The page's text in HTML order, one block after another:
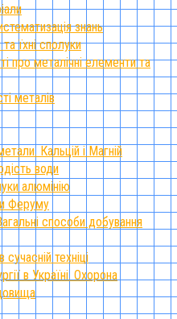
знань
їхні сполуки
про металічні елементи та
металів
Кальцій і Магній
води
алюмінію
Феруму
способи добування
техніці
в Україні. Охорона